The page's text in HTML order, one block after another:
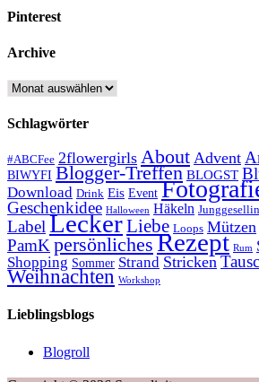
Pinterest
Archive
Archive
Schlagwörter
#ABCFee 2flowergirls About Advent
BIWYFI Blogger-Treffen BLOGST
Download Drink Eis Event
Geschenkidee Halloween Häkeln
LabelLeckerLiebe Loops Mützen
PamKpersönliches Rezept Rum
Shopping Sommer Strand Stricken
Weihnachten Workshop
Lieblingsblogs
Blogroll